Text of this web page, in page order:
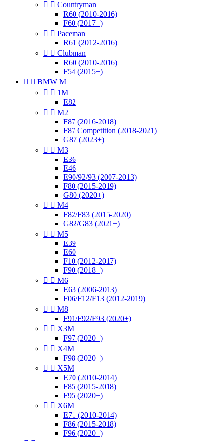
  Countryman
R60 (2010-2016)
F60 (2017+)
  Paceman
R61 (2012-2016)
  Clubman
R60 (2010-2016)
F54 (2015+)
  BMW M
  1M
E82
  M2
F87 (2016-2018)
F87 Competition (2018-2021)
G87 (2023+)
  M3
E36
E46
E90/92/93 (2007-2013)
F80 (2015-2019)
G80 (2020+)
  M4
F82/F83 (2015-2020)
G82/G83 (2021+)
  M5
E39
E60
F10 (2012-2017)
F90 (2018+)
  M6
E63 (2006-2013)
F06/F12/F13 (2012-2019)
  M8
F91/F92/F93 (2020+)
  X3M
F97 (2020+)
  X4M
F98 (2020+)
  X5M
E70 (2010-2014)
F85 (2015-2018)
F95 (2020+)
  X6M
E71 (2010-2014)
F86 (2015-2018)
F96 (2020+)